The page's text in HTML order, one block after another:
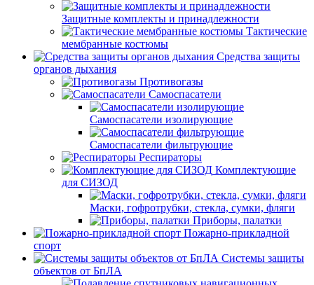
Защитные комплекты и принадлежности
Тактические
мембранные костюмы
Средства защиты
органов дыхания
Противогазы
Самоспасатели
Самоспасатели изолирующие
Самоспасатели фильтрующие
Респираторы
Комплектующие
для СИЗОД
Маски, гофротрубки, стекла, сумки, фляги
Приборы, палатки
Пожарно-прикладной
спорт
Системы защиты
объектов от БпЛА